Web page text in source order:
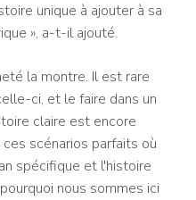
unique à ajouter à sa
», a-t-il ajouté.
la montre. Il est rare
ci, et le faire dans un
claire est encore
scénarios parfaits où
spécifique et l'histoire
nous sommes ici